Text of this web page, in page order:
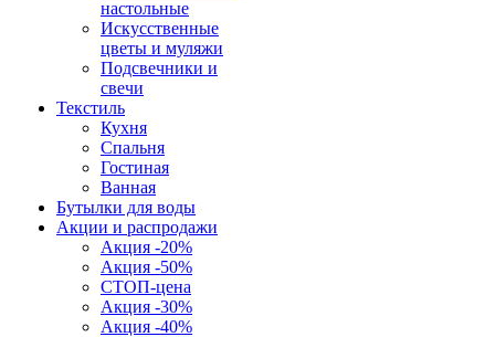
настольные
Искусственные
цветы и муляжи
Подсвечники и
свечи
Текстиль
Кухня
Спальня
Гостиная
Ванная
Бутылки для воды
Акции и распродажи
Акция -20%
Акция -50%
СТОП-цена
Акция -30%
Акция -40%